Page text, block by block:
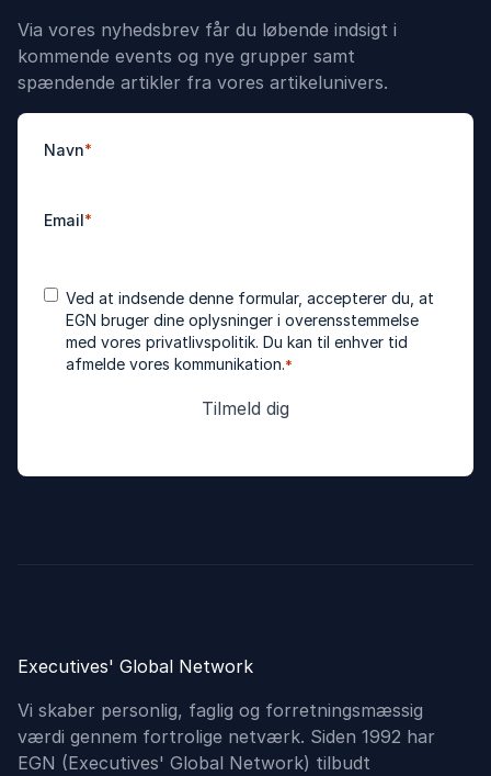
Via vores nyhedsbrev får du løbende indsigt i
kommende events og nye grupper samt
spændende artikler fra vores artikelunivers.
Navn*
Email*
Accepter
betingelser
Ved at indsende denne formular, accepterer du, at
EGN bruger dine oplysninger i overensstemmelse
med vores privatlivspolitik. Du kan til enhver tid
afmelde vores kommunikation.*
Executives' Global Network
Vi skaber personlig, faglig og forretningsmæssig
værdi gennem fortrolige netværk. Siden 1992 har
EGN (Executives'​ Global Network) tilbudt